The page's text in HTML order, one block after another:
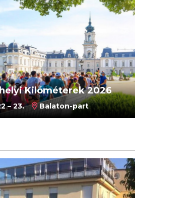
Kilóméterek 2026
– 23. Balaton-part